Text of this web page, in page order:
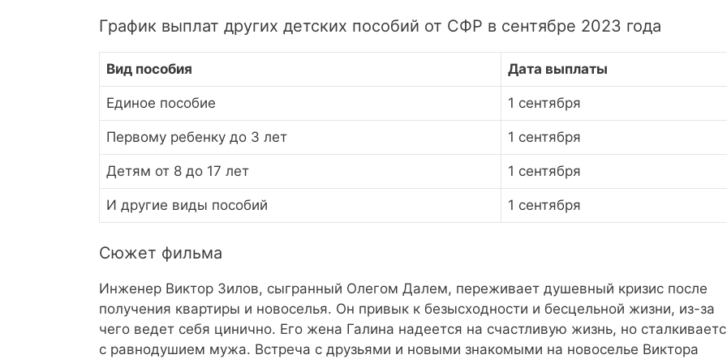
График выплат других детских пособий от СФР в сентябре 2023 года
Вид пособия Дата выплаты
Единое пособие 1 сентября
Первому ребенку до 3 лет 1 сентября
Детям от 8 до 17 лет 1 сентября
И другие виды пособий 1 сентября
Сюжет фильма
Инженер Виктор Зилов, сыгранный Олегом Далем, переживает душевный кризис после
получения квартиры и новоселья. Он привык к безысходности и бесцельной жизни, из-за
чего ведет себя цинично. Его жена Галина надеется на счастливую жизнь, но
с равнодушием мужа. Встреча с друзьями и новыми знакомыми на новоселье Виктора